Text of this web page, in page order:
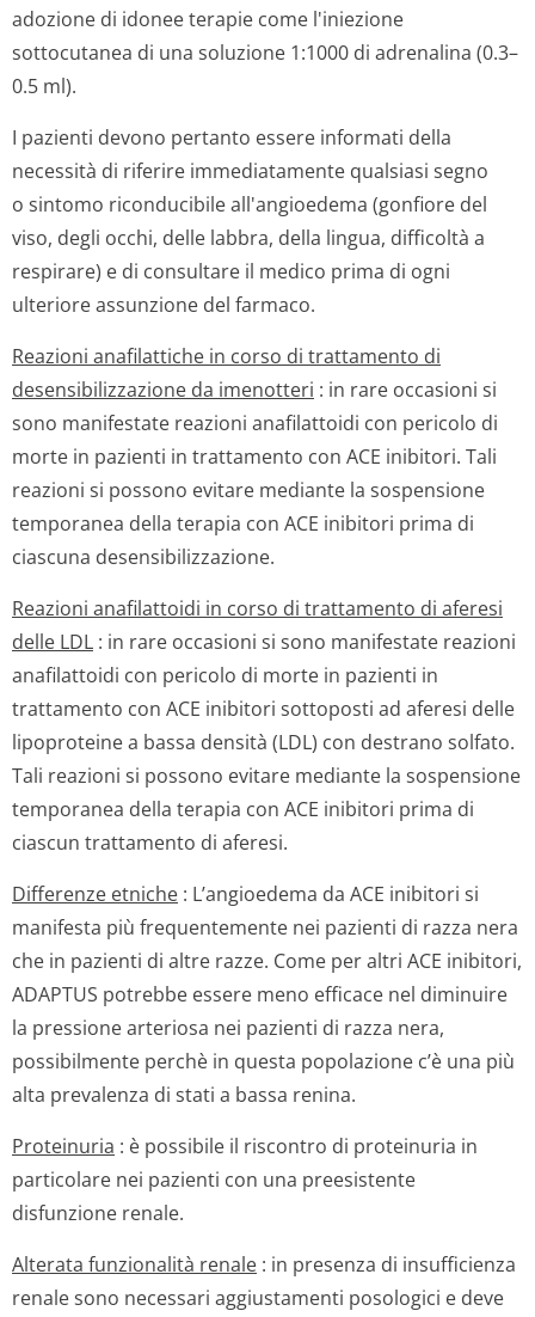
adozione di idonee terapie come l'iniezione
sottocutanea di una soluzione 1:1000 di adrenalina (0.3–
0.5 ml).
I pazienti devono pertanto essere informati della
necessità di riferire immediatamente qualsiasi segno
o sintomo riconducibile all'angioedema (gonfiore del
viso, degli occhi, delle labbra, della lingua, difficoltà a
respirare) e di consultare il medico prima di ogni
ulteriore assunzione del farmaco.
Reazioni anafilattiche in corso di trattamento di
desensibilizzazione da imenotteri : in rare occasioni si
sono manifestate reazioni anafilattoidi con pericolo di
morte in pazienti in trattamento con ACE inibitori. Tali
reazioni si possono evitare mediante la sospensione
temporanea della terapia con ACE inibitori prima di
ciascuna desensibilizza­zione.
Reazioni anafilattoidi in corso di trattamento di aferesi
delle LDL : in rare occasioni si sono manifestate reazioni
anafilattoidi con pericolo di morte in pazienti in
trattamento con ACE inibitori sottoposti ad aferesi delle
lipoproteine a bassa densità (LDL) con destrano solfato.
Tali reazioni si possono evitare mediante la sospensione
temporanea della terapia con ACE inibitori prima di
ciascun trattamento di aferesi.
Differenze etniche : L’angioedema da ACE inibitori si
manifesta più frequentemente nei pazienti di razza nera
che in pazienti di altre razze. Come per altri ACE inibitori,
ADAPTUS potrebbe essere meno efficace nel diminuire
la pressione arteriosa nei pazienti di razza nera,
possibilmente perchè in questa popolazione c’è una più
alta prevalenza di stati a bassa renina.
Proteinuria : è possibile il riscontro di proteinuria in
particolare nei pazienti con una preesistente
disfunzione renale.
Alterata funzionalità renale : in presenza di insufficienza
renale sono necessari aggiustamenti posologici e deve